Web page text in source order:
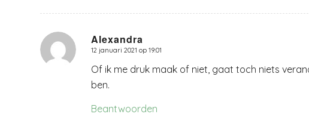
Alexandra
zegt:
12 januari 2021 op 19:01
Of ik me druk maak of niet, gaat toch niets
ben.
Beantwoorden